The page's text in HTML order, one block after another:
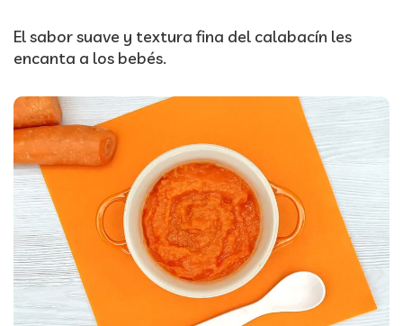
El sabor suave y textura fina del calabacín les
encanta a los bebés.